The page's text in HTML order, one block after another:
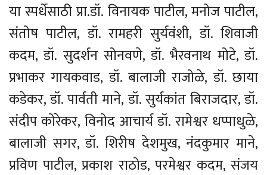
या स्पर्धेसाठी प्रा.डॉ. विनायक पाटील, मनोज पाटील,
संतोष पाटील, डॉ. रामहरी सुर्यवंशी, डॉ. शिवाजी
कदम, डॉ. सुदर्शन सोनवणे, डॉ. भैरवनाथ मोटे, डॉ.
प्रभाकर गायकवाड, डॉ. बालाजी राजोळे, डॉ. छाया
कडेकर, डॉ. पार्वती माने, डॉ. सुर्यकांत बिराजदार, डॉ.
संदीप कोरेकर, विनोद आचार्य डॉ. रामेश्वर धप्पाधुळे,
बालाजी सगर, डॉ. शिरीष देशमुख, नंदकुमार माने,
प्रविण पाटील, प्रकाश राठोड, परमेश्वर कदम, संजय